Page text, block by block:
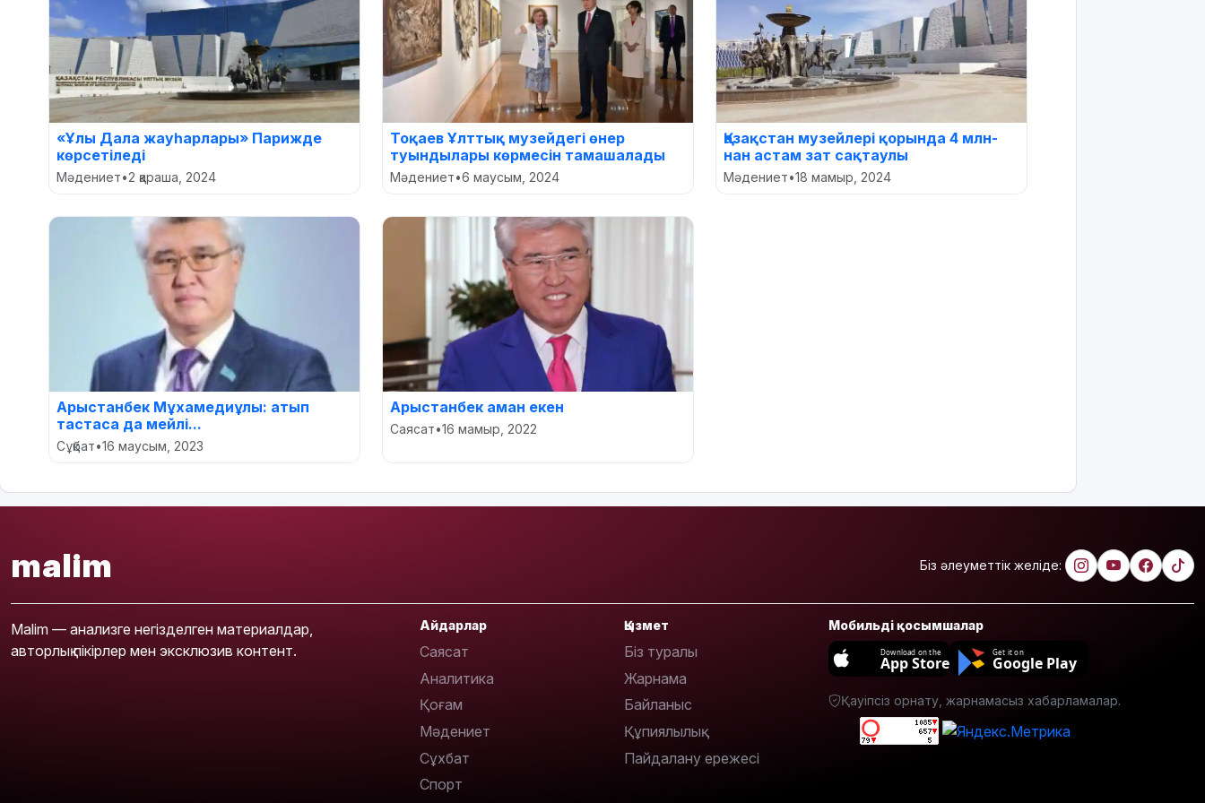
«Ұлы Дала жауһарлары» Парижде
көрсетіледі
Мәдениет•2 қараша, 2024
Тоқаев Ұлттық музейдегі өнер
туындылары көрмесін тамашалады
Мәдениет•6 маусым, 2024
Қазақстан музейлері қорында 4 млн-
нан астам зат сақтаулы
Мәдениет•18 мамыр, 2024
Арыстанбек Мұхамедиұлы: атып
тастаса да мейлі...
Сұқбат•16 маусым, 2023
Арыстанбек аман екен
Саясат•16 мамыр, 2022
malim Біз әлеуметтік желіде:
Malim — анализге негізделген материалдар,
авторлық пікірлер мен эксклюзив контент.
Айдарлар
Саясат
Аналитика
Қоғам
Мәдениет
Сұхбат
Спорт
Қызмет
Біз туралы
Жарнама
Байланыс
Құпиялылық
Пайдалану ережесі
Мобильді қосымшалар
Download on the
App Store
Get it on
Google Play
Қауіпсіз орнату, жарнамасыз хабарламалар.